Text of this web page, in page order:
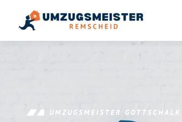
UMZUGSMEISTER GOTTSCHALK